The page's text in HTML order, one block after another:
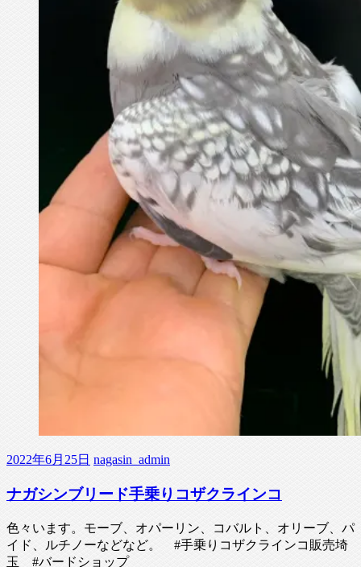
2022年6月25日 nagasin_admin
ナガシンブリード手乗りコザクラインコ
色々います。モーブ、オパーリン、コバルト、オリーブ、パ
イド、ルチノーなどなど。 #手乗りコザクラインコ販売埼
玉 #バードショップ